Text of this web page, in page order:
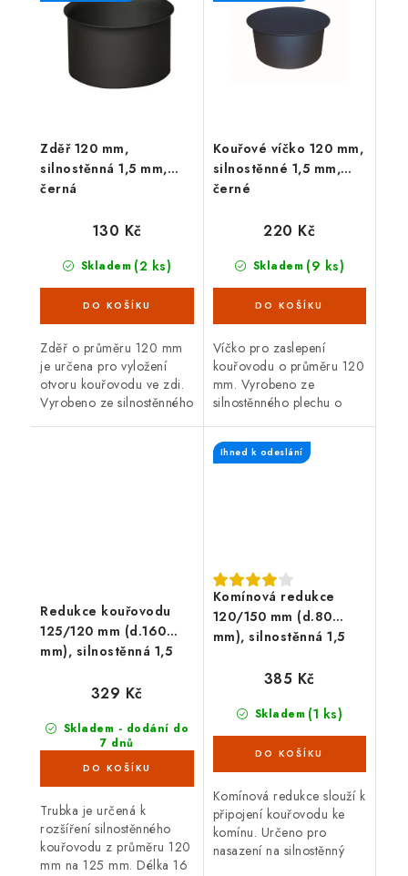
sopouchem.
Zděř 120 mm,
silnostěnná 1,5 mm,
černá
Skladem (2 ks)
130 Kč
Zděř o průměru 120 mm
je určena pro vyložení
otvoru kouřovodu ve zdi.
Vyrobeno ze silnostěnného
Kouřové víčko 120 mm,
silnostěnné 1,5 mm,
černé
Skladem (9 ks)
220 Kč
Víčko pro zaslepení
kouřovodu o průměru 120
mm. Vyrobeno ze
silnostěnného plechu o
barva.
Redukce kouřovodu
125/120 mm (d.160
mm), silnostěnná 1,5
Skladem - dodání do
7 dnů
(>100 ks)
329 Kč
Trubka je určená k
rozšíření silnostěnného
kouřovodu z průměru 120
mm na 125 mm. Délka 16
Komínová redukce
120/150 mm (d.80
mm), silnostěnná 1,5
Ihned k odeslání
Skladem (1 ks)
385 Kč
Komínová redukce slouží k
připojení kouřovodu ke
komínu. Určeno pro
nasazení na silnostěnný